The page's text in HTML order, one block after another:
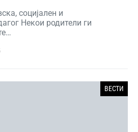
социјален и
Некои родители ги
ВЕСТИ